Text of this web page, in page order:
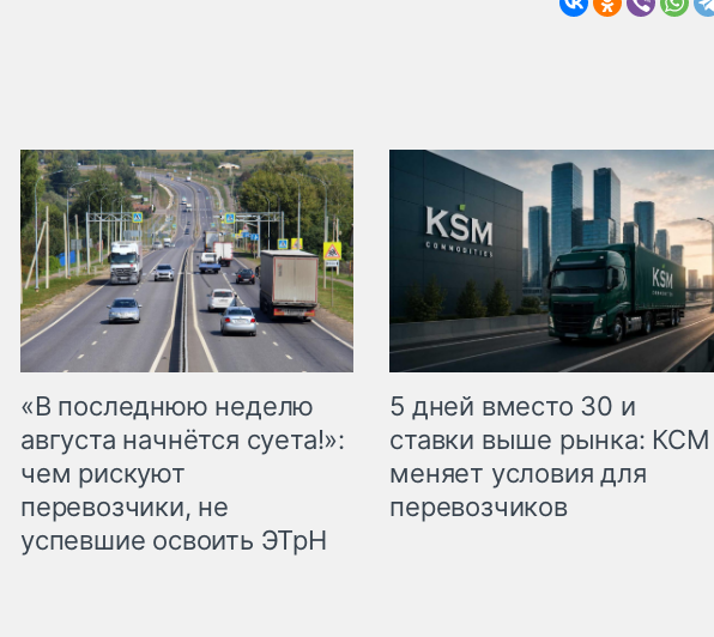
«В последнюю неделю
августа начнётся суета!»:
чем рискуют
перевозчики, не
успевшие освоить ЭТрН
5 дней вместо 30 и
ставки выше рынка: КСМ
меняет условия для
перевозчиков